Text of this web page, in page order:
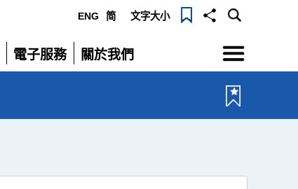
ENG 简 文字大小
電子服務
展
關於我們
展
選
單